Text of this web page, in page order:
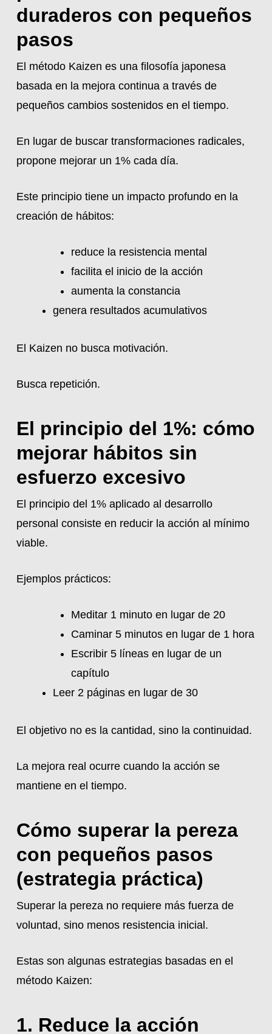
duraderos con pequeños
pasos
El método Kaizen es una filosofía japonesa
basada en la mejora continua a través de
pequeños cambios sostenidos en el tiempo.
En lugar de buscar transformaciones radicales,
propone mejorar un 1% cada día.
Este principio tiene un impacto profundo en la
creación de hábitos:
reduce la resistencia mental
facilita el inicio de la acción
aumenta la constancia
genera resultados acumulativos
El Kaizen no busca motivación.
Busca repetición.
El principio del 1%: cómo
mejorar hábitos sin
esfuerzo excesivo
El principio del 1% aplicado al desarrollo
personal consiste en reducir la acción al mínimo
viable.
Ejemplos prácticos:
Meditar 1 minuto en lugar de 20
Caminar 5 minutos en lugar de 1 hora
Escribir 5 líneas en lugar de un
capítulo
Leer 2 páginas en lugar de 30
El objetivo no es la cantidad, sino la continuidad.
La mejora real ocurre cuando la acción se
mantiene en el tiempo.
Cómo superar la pereza
con pequeños pasos
(estrategia práctica)
Superar la pereza no requiere más fuerza de
voluntad, sino menos resistencia inicial.
Estas son algunas estrategias basadas en el
método Kaizen:
1. Reduce la acción